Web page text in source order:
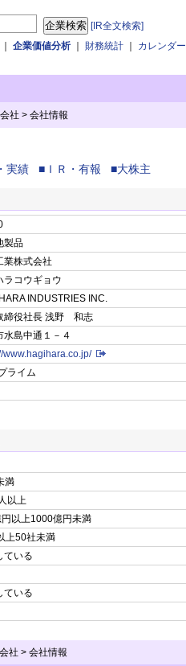
[IR全文検索]
｜ 企業価値分析 ｜ 財務統計 ｜ カレンダー
社 > 会社情報
実績 ■ＩＲ・有報 ■大株主
製品
業株式会社
ラコウギョウ
INDUSTRIES INC.
締役社長 浅野 和志
水島中通１－４
www.hagihara.co.jp/
ライム
満
以上
以上1000億円未満
上50社未満
ている
ている
社 > 会社情報